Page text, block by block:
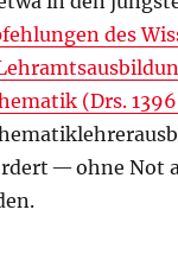
des
(Drs. 1396
— ohne Not